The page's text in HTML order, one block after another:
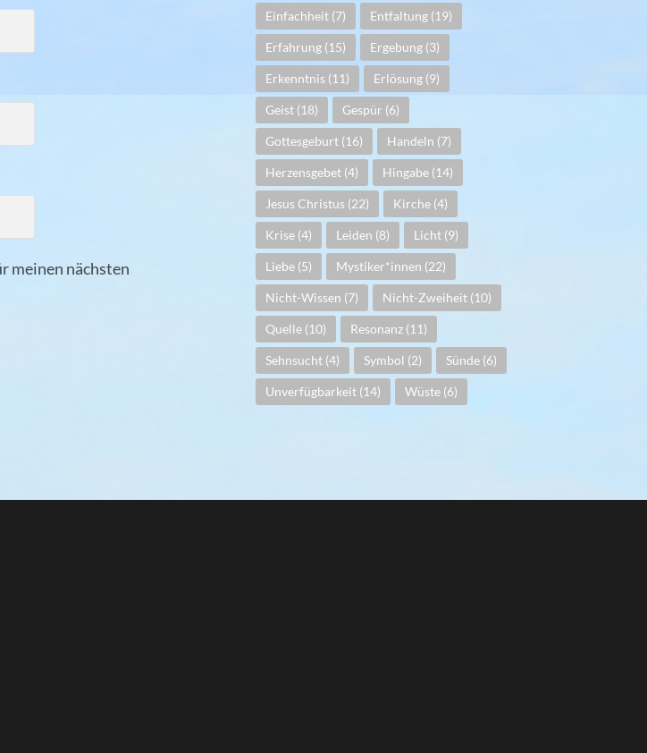
meinen nächsten
Einfachheit (7) Entfaltung (19)
Erfahrung (15) Ergebung (3)
Erkenntnis (11) Erlösung (9)
Geist (18) Gespür (6)
Gottesgeburt (16) Handeln (7)
Herzensgebet (4) Hingabe (14)
Jesus Christus (22) Kirche (4)
Krise (4) Leiden (8) Licht (9)
Liebe (5) Mystiker*innen (22)
Nicht-Wissen (7) Nicht-Zweiheit (10)
Quelle (10) Resonanz (11)
Sehnsucht (4) Symbol (2) Sünde (6)
Unverfügbarkeit (14) Wüste (6)